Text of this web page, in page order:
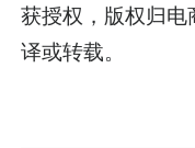
获授权，版权归电
译或转载。